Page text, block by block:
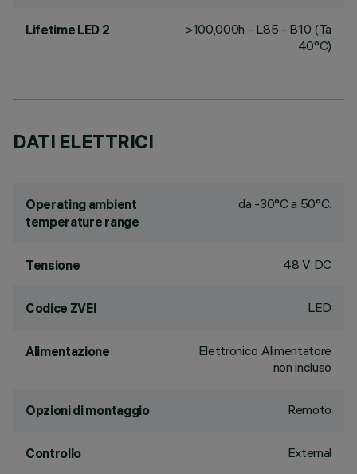
Lifetime LED 2
>100,000h - L85 - B10 (Ta
40°C)
DATI ELETTRICI
Operating ambient
temperature range
da -30°C a 50°C.
Tensione 48 V DC
Codice ZVEI LED
Alimentazione
Elettronico Alimentatore
non incluso
Opzioni di montaggio Remoto
Controllo External